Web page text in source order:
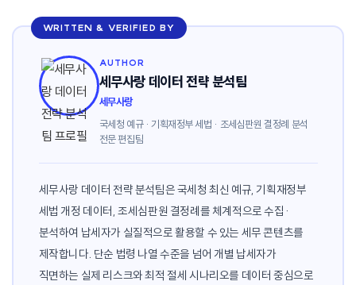
WRITTEN & VERIFIED BY
AUTHOR
세무사랑 데이터 전략 분석팀
세무사랑
국세청 예규 · 기획재정부 세법 · 조세심판원 결정례 분석
전문 편집팀
세무사랑 데이터 전략 분석팀은 국세청 최신 예규, 기획재정부
세법 개정 데이터, 조세심판원 결정례를 체계적으로 수집·
분석하여 납세자가 실질적으로 활용할 수 있는 세무 콘텐츠를
제작합니다. 단순 법령 나열 수준을 넘어 개별 납세자가
직면하는 실제 리스크와 최적 절세 시나리오를 데이터 중심으로